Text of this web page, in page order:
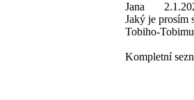
Jana
Jaký je prosím
Tobiho-
Kompletní